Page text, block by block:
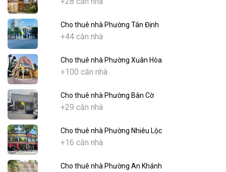
Cho thuê nhà Phường Tân Định
+44 căn nhà
Cho thuê nhà Phường Xuân Hòa
+100 căn nhà
Cho thuê nhà Phường Bàn Cờ
+29 căn nhà
Cho thuê nhà Phường Nhiêu Lộc
+16 căn nhà
Cho thuê nhà Phường An Khánh